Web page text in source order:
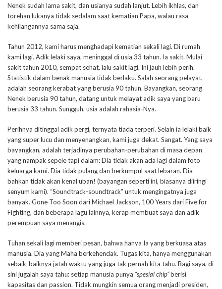
Nenek sudah lama sakit, dan usianya sudah lanjut. Lebih ikhlas, dan
torehan lukanya tidak sedalam saat kematian Papa, walau rasa
kehilangannya sama saja.
Tahun 2012, kami harus menghadapi kematian sekali lagi. Di rumah
kami lagi. Adik lelaki saya, meninggal di usia 33 tahun. Ia sakit. Mulai
sakit tahun 2010, sempat sehat, lalu sakit lagi. Ini jauh lebih perih.
Statistik dalam benak manusia tidak berlaku. Salah seorang pelayat,
adalah seorang kerabat yang berusia 90 tahun. Bayangkan, seorang
Nenek berusia 90 tahun, datang untuk melayat adik saya yang baru
berusia 33 tahun. Sungguh, usia adalah rahasia-Nya.
Perihnya ditinggal adik pergi, ternyata tiada terperi. Selain ia lelaki baik
yang super lucu dan menyenangkan, kami juga dekat. Sangat. Yang saya
bayangkan, adalah terjadinya perubahan-perubahan di masa depan
yang nampak sepele tapi dalam: Dia tidak akan ada lagi dalam foto
keluarga kami. Dia tidak pulang dan berkumpul saat lebaran. Dia
bahkan tidak akan kenal uban! (bayangan seperti ini, biasanya diiringi
senyum kami). “Soundtrack-soundtrack” untuk mengingatnya juga
banyak. Gone Too Soon dari Michael Jackson, 100 Years dari Five for
Fighting, dan beberapa lagu lainnya, kerap membuat saya dan adik
perempuan saya menangis.
Tuhan sekali lagi memberi pesan, bahwa hanya Ia yang berkuasa atas
manusia. Dia yang Maha berkehendak. Tugas kita, hanya menggunakan
sebaik-baiknya jatah waktu yang juga tak pernah kita tahu. Bagi saya, di
sini jugalah saya tahu: setiap manusia punya “spesial chip”berisi
kapasitas dan passion. Tidak mungkin semua orang menjadi presiden,